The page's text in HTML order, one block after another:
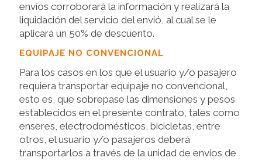
envíos corroborará la información y realizará la
liquidación del servicio del envió, al cual se le
aplicará un 50% de descuento.
EQUIPAJE NO CONVENCIONAL
Para los casos en los que el usuario y/o pasajero
requiera transportar equipaje no convencional,
esto es, que sobrepase las dimensiones y pesos
establecidos en el presente contrato, tales como
enseres, electrodomésticos, bicicletas, entre
otros, el usuario y/o pasajeros deberá
transportarlos a través de la unidad de envíos de